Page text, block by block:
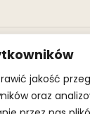
jakość
oraz